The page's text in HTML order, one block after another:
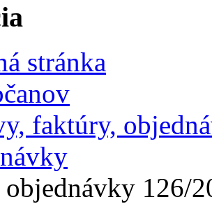
stránka
faktúry,
126/